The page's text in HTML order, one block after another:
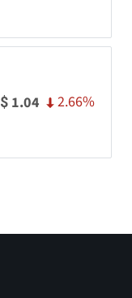
$ 1.04 2.66%